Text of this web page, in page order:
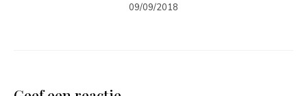
09/09/2018